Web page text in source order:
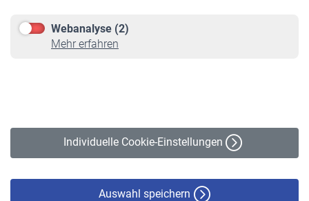
Webanalyse (2)
Mehr erfahren
Individuelle Cookie-Einstellungen
Auswahl speichern
Online-Rechner
VBLnewsletter
Erklärung zur Barrierefreiheit